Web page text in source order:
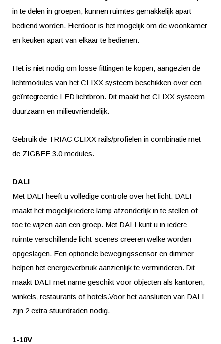
in te delen in groepen, kunnen ruimtes gemakkelijk apart
bediend worden. Hierdoor is het mogelijk om de woonkamer
en keuken apart van elkaar te bedienen.
Het is niet nodig om losse fittingen te kopen, aangezien de
lichtmodules van het CLIXX systeem beschikken over een
geïntegreerde LED lichtbron. Dit maakt het CLIXX systeem
duurzaam en milieuvriendelijk.
Gebruik de TRIAC CLIXX rails/profielen in combinatie met
de ZIGBEE 3.0 modules.
DALI
Met DALI heeft u volledige controle over het licht. DALI
maakt het mogelijk iedere lamp afzonderlijk in te stellen of
toe te wijzen aan een groep. Met DALI kunt u in iedere
ruimte verschillende licht-scenes creëren welke worden
opgeslagen. Een optionele bewegingssensor en dimmer
helpen het energieverbruik aanzienlijk te verminderen. Dit
maakt DALI met name geschikt voor objecten als kantoren,
winkels, restaurants of hotels.Voor het aansluiten van DALI
zijn 2 extra stuurdraden nodig.
1-10V